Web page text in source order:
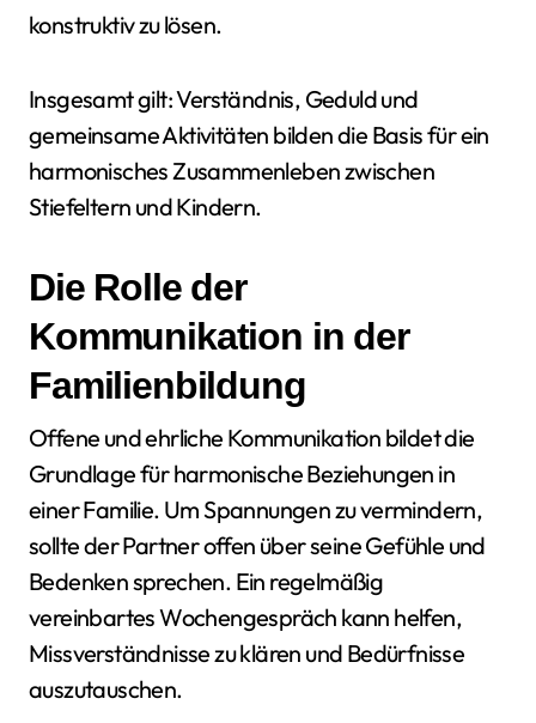
konstruktiv zu lösen.
Insgesamt gilt: Verständnis, Geduld und
gemeinsame Aktivitäten bilden die Basis für ein
harmonisches Zusammenleben zwischen
Stiefeltern und Kindern.
Die Rolle der
Kommunikation in der
Familienbildung
Offene und ehrliche Kommunikation bildet die
Grundlage für harmonische Beziehungen in
einer Familie. Um Spannungen zu vermindern,
sollte der Partner offen über seine Gefühle und
Bedenken sprechen. Ein regelmäßig
vereinbartes Wochengespräch kann helfen,
Missverständnisse zu klären und Bedürfnisse
auszutauschen.